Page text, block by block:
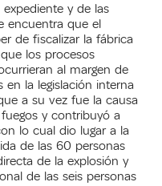
y de las
encuentra que el
de fiscalizar la fábrica
los procesos
al margen de
en la legislación interna
a su vez fue la causa
y contribuyó a
lo cual dio lugar a la
de las 60 personas
de la explosión y
de las seis personas